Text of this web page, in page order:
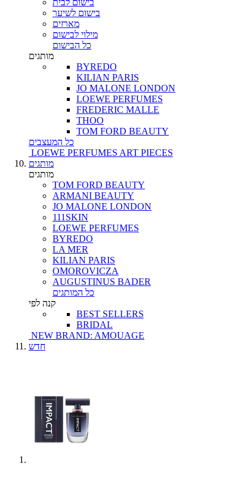
בישום לשיער
מארזים
מילוי לבישום
כל הבישום
מותגים
BYREDO
KILIAN PARIS
JO MALONE LONDON
LOEWE PERFUMES
FREDERIC MALLE
THOO
TOM FORD BEAUTY
כל המעצבים
LOEWE PERFUMES ART PIECES
מותגים
מותגים
TOM FORD BEAUTY
ARMANI BEAUTY
JO MALONE LONDON
111SKIN
LOEWE PERFUMES
BYREDO
LA MER
KILIAN PARIS
OMOROVICZA
AUGUSTINUS BADER
כל המותגים
קנה לפי
BEST SELLERS
BRIDAL
NEW BRAND: AMOUAGE
חדש